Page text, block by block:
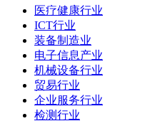
医疗健康行业
ICT行业
装备制造业
电子信息产业
机械设备行业
贸易行业
企业服务行业
检测行业